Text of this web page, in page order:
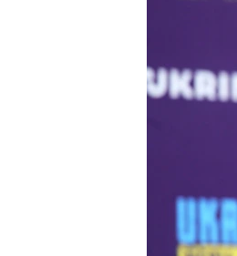
УКРАЇНСЬКА ПРОБЛЕМА КРИМУ